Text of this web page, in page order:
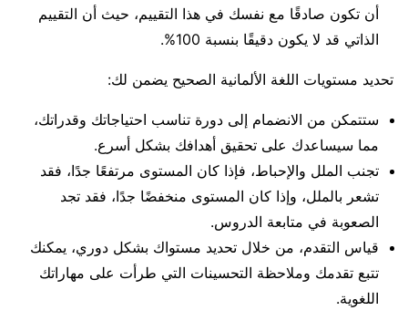
أن تكون صادقًا مع نفسك في هذا التقييم، حيث أن التقييم
الذاتي قد لا يكون دقيقًا بنسبة 100%.
تحديد مستويات اللغة الألمانية الصحيح يضمن لك:
ستتمكن من الانضمام إلى دورة تناسب احتياجاتك وقدراتك،
مما سيساعدك على تحقيق أهدافك بشكل أسرع.
تجنب الملل والإحباط، فإذا كان المستوى مرتفعًا جدًا، فقد
تشعر بالملل، وإذا كان المستوى منخفضًا جدًا، فقد تجد
الصعوبة في متابعة الدروس.
قياس التقدم، من خلال تحديد مستواك بشكل دوري، يمكنك
تتبع تقدمك وملاحظة التحسينات التي طرأت على مهاراتك
اللغوية.